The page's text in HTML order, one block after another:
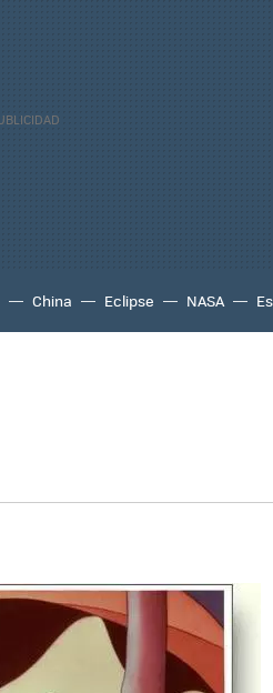
China Eclipse NASA